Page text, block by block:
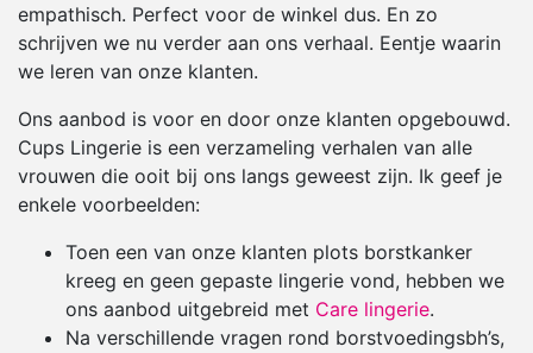
empathisch. Perfect voor de winkel dus. En zo
schrijven we nu verder aan ons verhaal. Eentje waarin
we leren van onze klanten.
Ons aanbod is voor en door onze klanten opgebouwd.
Cups Lingerie is een verzameling verhalen van alle
vrouwen die ooit bij ons langs geweest zijn. Ik geef je
enkele voorbeelden:
Toen een van onze klanten plots borstkanker
kreeg en geen gepaste lingerie vond, hebben we
ons aanbod uitgebreid met Care lingerie.
Na verschillende vragen rond borstvoedingsbh’s,